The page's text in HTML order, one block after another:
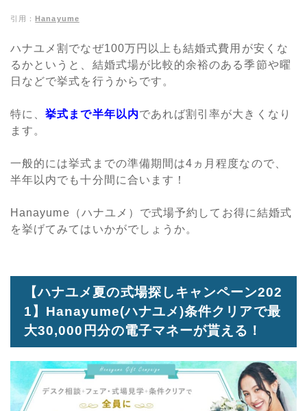
引用：Hanayume
ハナユメ割でなぜ100万円以上も結婚式費用が安くな
るかというと、結婚式場が比較的余裕のある季節や曜
日などで挙式を行うからです。
特に、挙式まで半年以内であれば割引率が大きくなり
ます。
一般的には挙式までの準備期間は4ヵ月程度なので、
半年以内でも十分間に合います！
Hanayume（ハナユメ）で式場予約してお得に結婚式
を挙げてみてはいかがでしょうか。
【ハナユメ夏の式場探しキャンペーン202
1】Hanayume(ハナユメ)条件クリアで最
大30,000円分の電子マネーが貰える！